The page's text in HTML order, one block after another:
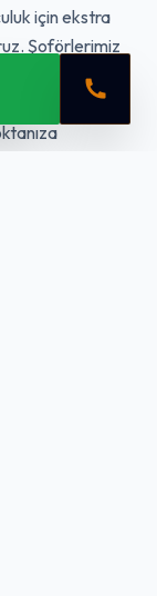
için ekstra
Şoförlerimiz
ve tesis
hatası